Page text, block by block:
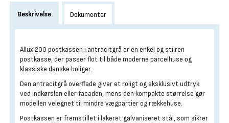
Beskrivelse Dokumenter
Allux 200 postkassen i antracitgrå er en enkel og stilren
postkasse, der passer flot til både moderne parcelhuse og
klassiske danske boliger.
Den antracitgrå overflade giver et roligt og eksklusivt udtryk
ved indkørslen eller facaden, mens den kompakte størrelse gør
modellen velegnet til mindre vægpartier og rækkehuse.
Postkassen er fremstillet i lakeret galvaniseret stål, som sikrer